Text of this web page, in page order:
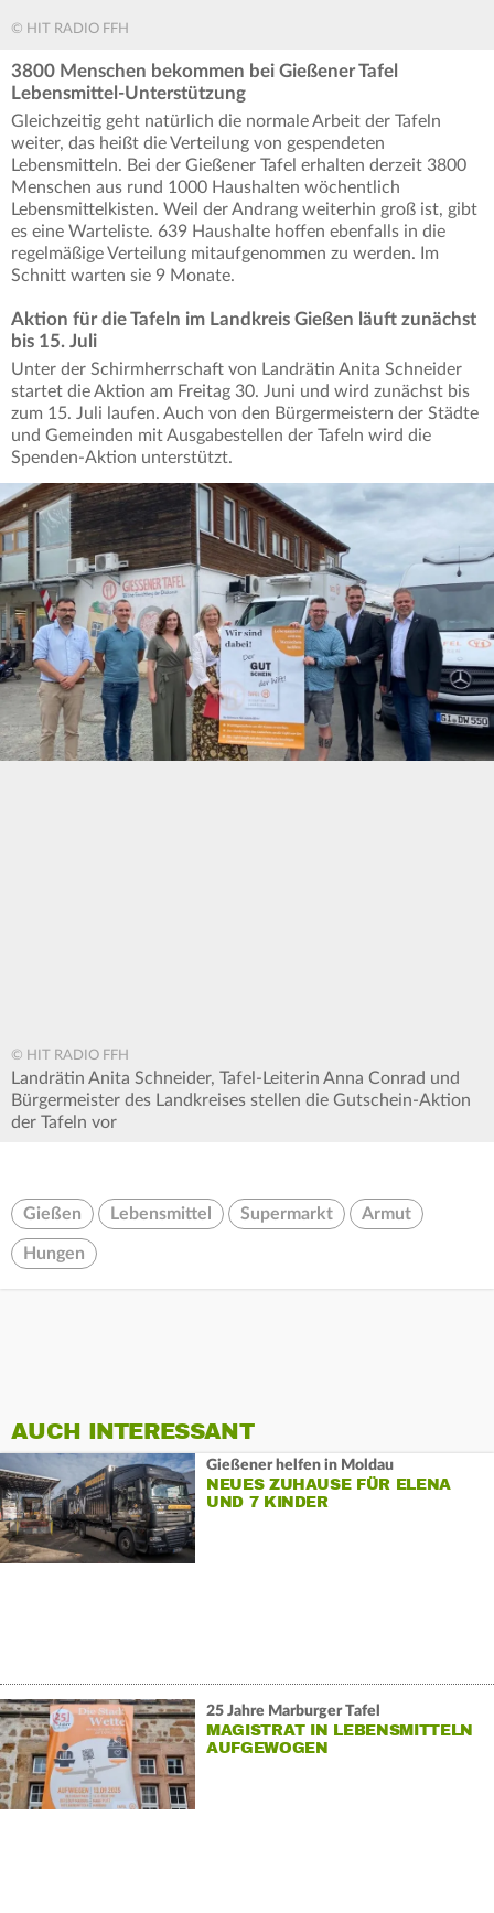
© HIT RADIO FFH
3800 Menschen bekommen bei Gießener Tafel
Lebensmittel-Unterstützung
Gleichzeitig geht natürlich die normale Arbeit der Tafeln
weiter, das heißt die Verteilung von gespendeten
Lebensmitteln. Bei der Gießener Tafel erhalten derzeit 3800
Menschen aus rund 1000 Haushalten wöchentlich
Lebensmittelkisten. Weil der Andrang weiterhin groß ist, gibt
es eine Warteliste. 639 Haushalte hoffen ebenfalls in die
regelmäßige Verteilung mitaufgenommen zu werden. Im
Schnitt warten sie 9 Monate.
Aktion für die Tafeln im Landkreis Gießen läuft zunächst
bis 15. Juli
Unter der Schirmherrschaft von Landrätin Anita Schneider
startet die Aktion am Freitag 30. Juni und wird zunächst bis
zum 15. Juli laufen. Auch von den Bürgermeistern der Städte
und Gemeinden mit Ausgabestellen der Tafeln wird die
Spenden-Aktion unterstützt.
© HIT RADIO FFH
Landrätin Anita Schneider, Tafel-Leiterin Anna Conrad und
Bürgermeister des Landkreises stellen die Gutschein-Aktion
der Tafeln vor
Gießen Lebensmittel Supermarkt Armut
Hungen
AUCH INTERESSANT
Gießener helfen in Moldau
NEUES ZUHAUSE FÜR ELENA
UND 7 KINDER
25 Jahre Marburger Tafel
MAGISTRAT IN LEBENSMITTELN
AUFGEWOGEN